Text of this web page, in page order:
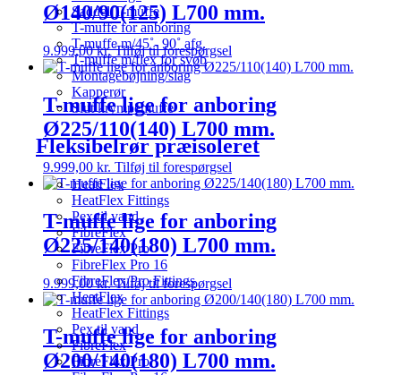
Saddel T-muffe
T-muffe for anboring
T-muffe m/45˚- 90˚ afg.
T-muffe m/flex for svøb
Montagebøjning/slag
Kapperør
Slut krympemuffe
Fleksibelrør præisoleret
HeatFlex
HeatFlex Fittings
Pex til vand
FibreFlex
FibreFlex Pro
FibreFlex Pro 16
FibreFlex/Pro Fittings
HeatFlex
HeatFlex Fittings
Pex til vand
FibreFlex
FibreFlex Pro
Ø140/90(125) L700 mm.
9.999,00kr. Tilføj til forespørgsel
T-muffe lige for anboring
Ø225/110(140) L700 mm.
9.999,00 kr. Tilføj til forespørgsel
T-muffe lige for anboring
Ø225/140(180) L700 mm.
9.999,00kr. Tilføj til forespørgsel
T-muffe lige for anboring
Ø200/140(180) L700 mm.